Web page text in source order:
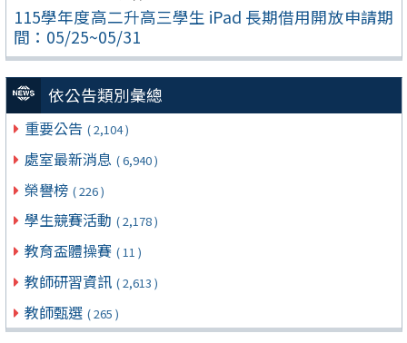
115學年度高二升高三學生 iPad 長期借用開放申請期
間：05/25~05/31
依公告類別彙總
重要公告 ( 2,104 )
處室最新消息 ( 6,940 )
榮譽榜 ( 226 )
學生競賽活動 ( 2,178 )
教育盃體操賽 ( 11 )
教師研習資訊 ( 2,613 )
教師甄選 ( 265 )